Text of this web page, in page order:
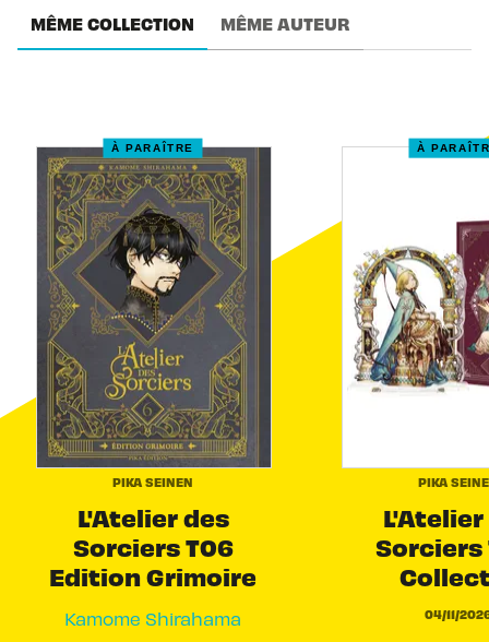
MÊME COLLECTION MÊME AUTEUR
À PARAÎTRE
PIKA SEINEN
L'Atelier des
Sorciers T06
Edition Grimoire
Kamome Shirahama
À
PIKA
L'Atelier
Sorciers
04/11/